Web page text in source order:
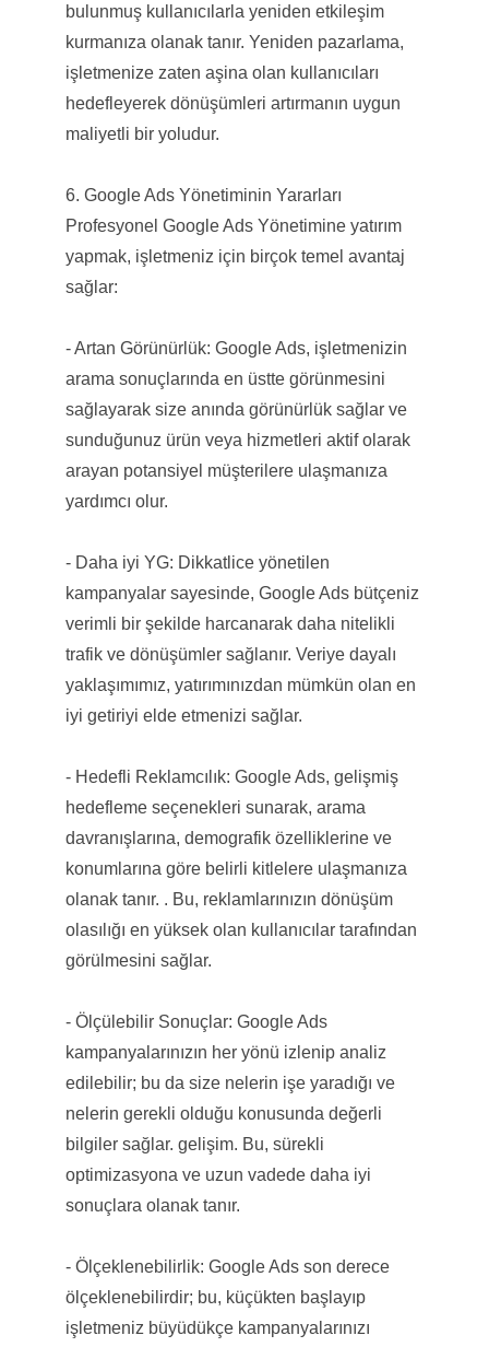
bulunmuş kullanıcılarla yeniden etkileşim
kurmanıza olanak tanır. Yeniden pazarlama,
işletmenize zaten aşina olan kullanıcıları
hedefleyerek dönüşümleri artırmanın uygun
maliyetli bir yoludur.
6. Google Ads Yönetiminin Yararları
Profesyonel Google Ads Yönetimine yatırım
yapmak, işletmeniz için birçok temel avantaj
sağlar:
- Artan Görünürlük: Google Ads, işletmenizin
arama sonuçlarında en üstte görünmesini
sağlayarak size anında görünürlük sağlar ve
sunduğunuz ürün veya hizmetleri aktif olarak
arayan potansiyel müşterilere ulaşmanıza
yardımcı olur.
- Daha iyi YG: Dikkatlice yönetilen
kampanyalar sayesinde, Google Ads bütçeniz
verimli bir şekilde harcanarak daha nitelikli
trafik ve dönüşümler sağlanır. Veriye dayalı
yaklaşımımız, yatırımınızdan mümkün olan en
iyi getiriyi elde etmenizi sağlar.
- Hedefli Reklamcılık: Google Ads, gelişmiş
hedefleme seçenekleri sunarak, arama
davranışlarına, demografik özelliklerine ve
konumlarına göre belirli kitlelere ulaşmanıza
olanak tanır. . Bu, reklamlarınızın dönüşüm
olasılığı en yüksek olan kullanıcılar tarafından
görülmesini sağlar.
- Ölçülebilir Sonuçlar: Google Ads
kampanyalarınızın her yönü izlenip analiz
edilebilir; bu da size nelerin işe yaradığı ve
nelerin gerekli olduğu konusunda değerli
bilgiler sağlar. gelişim. Bu, sürekli
optimizasyona ve uzun vadede daha iyi
sonuçlara olanak tanır.
- Ölçeklenebilirlik: Google Ads son derece
ölçeklenebilirdir; bu, küçükten başlayıp
işletmeniz büyüdükçe kampanyalarınızı